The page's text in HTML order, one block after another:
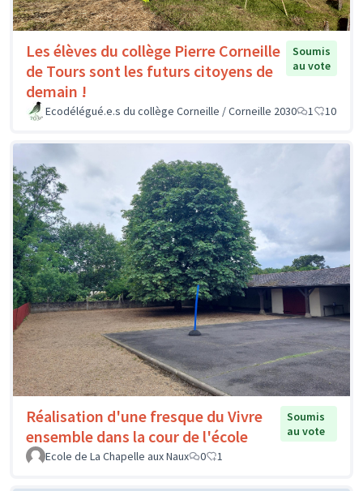
Les élèves du collège Pierre Corneille
de Tours sont les futurs citoyens de
demain !
Soumis
au vote
Ecodélégué.e.s du collège Corneille / Corneille 2030 1 10
Réalisation d'une fresque du Vivre
ensemble dans la cour de l'école
Soumis
au vote
Ecole de La Chapelle aux Naux
0 1